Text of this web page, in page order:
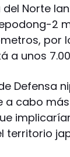
Norte
2
a unos
Defensa
a cabo
territorio